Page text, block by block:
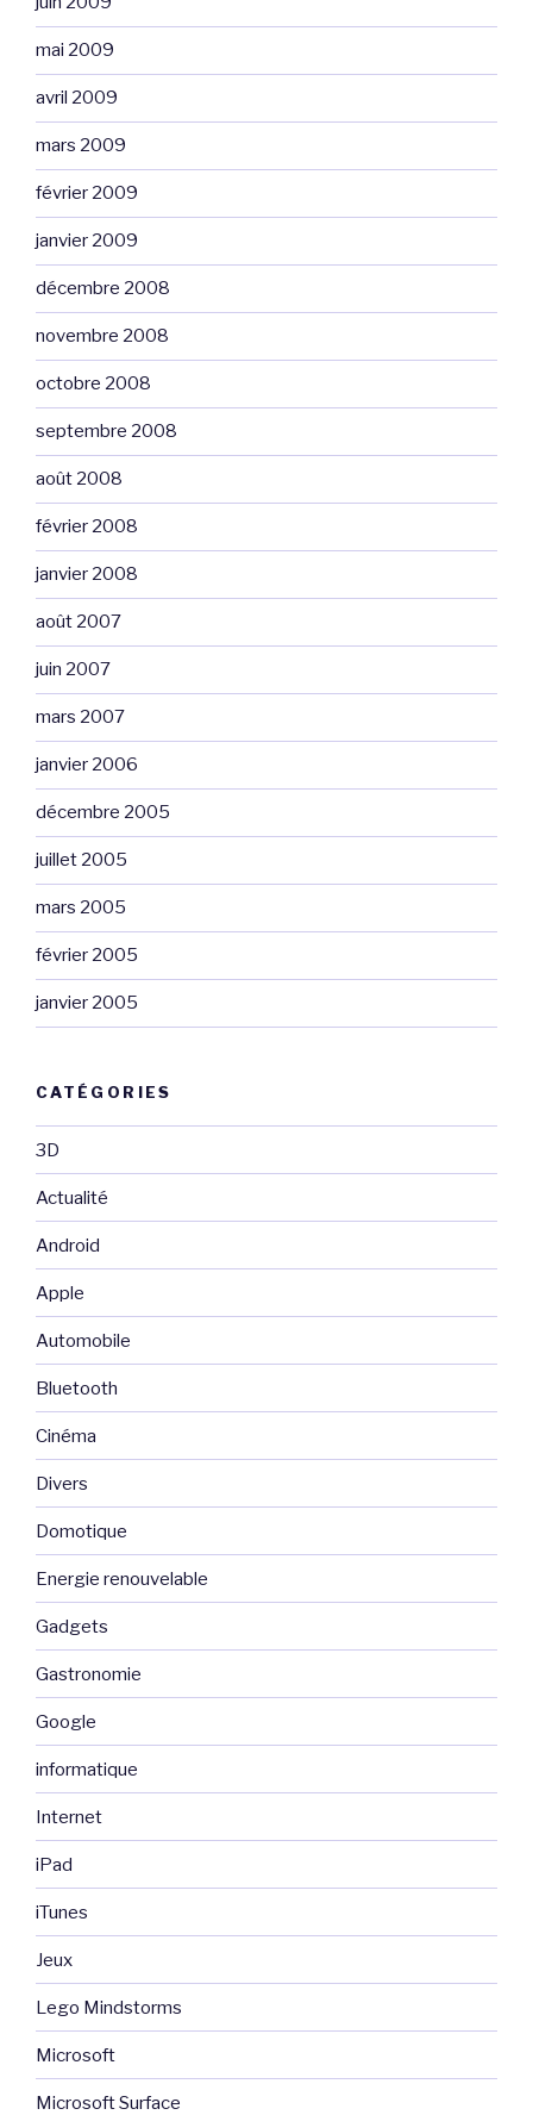
mai 2009
avril 2009
mars 2009
février 2009
janvier 2009
décembre 2008
novembre 2008
octobre 2008
septembre 2008
août 2008
février 2008
janvier 2008
août 2007
juin 2007
mars 2007
janvier 2006
décembre 2005
juillet 2005
mars 2005
février 2005
janvier 2005
CATÉGORIES
3D
Actualité
Android
Apple
Automobile
Bluetooth
Cinéma
Divers
Domotique
Energie renouvelable
Gadgets
Gastronomie
Google
informatique
Internet
iPad
iTunes
Jeux
Lego Mindstorms
Microsoft
Microsoft Surface